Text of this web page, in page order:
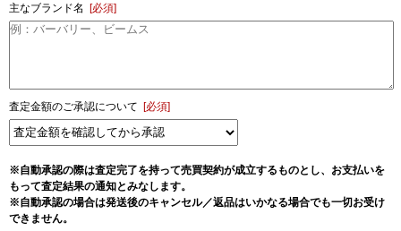
主なブランド名 [必須]
査定金額のご承認について [必須]
※自動承認の際は査定完了を持って売買契約が成立するものとし、お支払いを
もって査定結果の通知とみなします。
※自動承認の場合は発送後のキャンセル／返品はいかなる場合でも一切お受け
できません。